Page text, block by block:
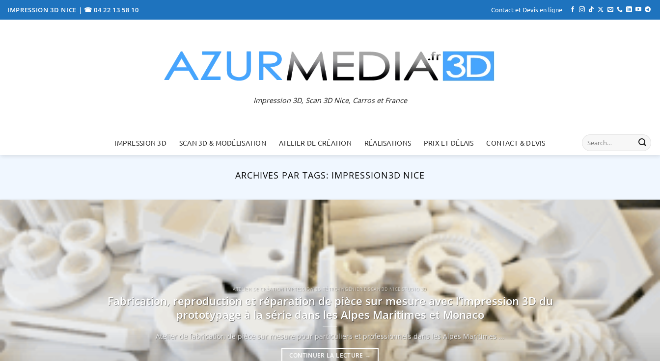
Passer
au
IMPRESSION 3D NICE | ☎ 04 22 13 58 10 Contact et Devis en ligne
Impression 3D, Scan 3D Nice, Carros et France
IMPRESSION 3D SCAN 3D & MODÉLISATION ATELIER DE CRÉATION RÉALISATIONS PRIX ET DÉLAIS CONTACT & DEVIS
ARCHIVES PAR TAGS: IMPRESSION3D NICE
ATELIER DE CRÉATION IMPRESSION 3D RÉTRO-INGÉNIERIE SCAN 3D NICE STUDIO 3D
Fabrication, reproduction et réparation de pièce sur mesure avec l’impression 3D du
prototypage à la série dans les Alpes Maritimes et Monaco
Atelier de fabrication de pièce sur mesure pour particuliers et professionnels dans les Alpes Maritimes ...
CONTINUER LA LECTURE →